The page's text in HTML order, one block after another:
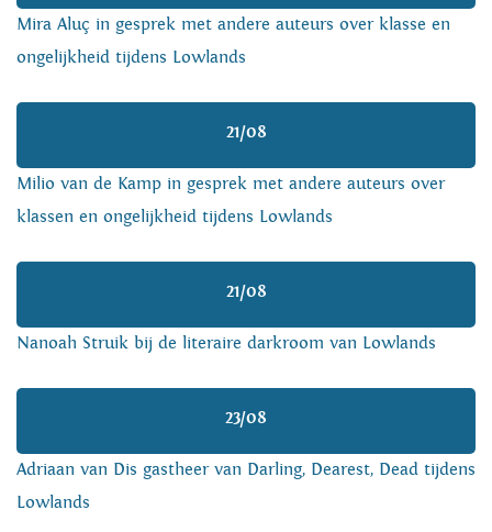
Mira Aluç in gesprek met andere auteurs over klasse en
ongelijkheid tijdens Lowlands
21/08
Milio van de Kamp in gesprek met andere auteurs over
klassen en ongelijkheid tijdens Lowlands
21/08
Nanoah Struik bij de literaire darkroom van Lowlands
23/08
Adriaan van Dis gastheer van Darling, Dearest, Dead tijdens
Lowlands